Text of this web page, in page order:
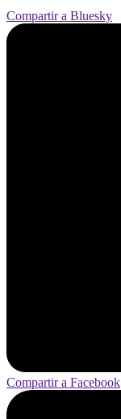
Compartir a Bluesky
Compartir a Facebook